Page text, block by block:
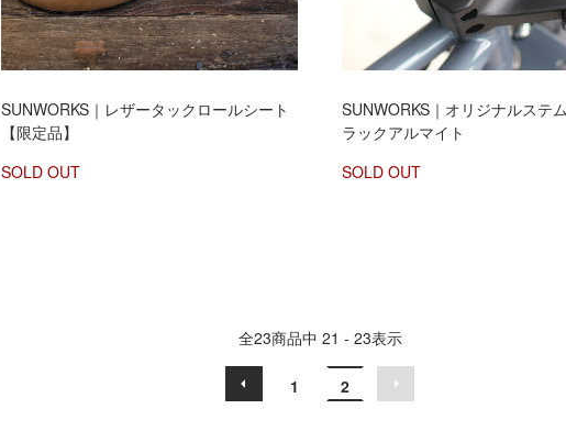
SUNWORKS｜レザータックロールシート
【限定品】
SOLD OUT
SUNWORKS｜オリジナルステ
ラックアルマイト
SOLD OUT
全23商品中 21 - 23表示
1 2